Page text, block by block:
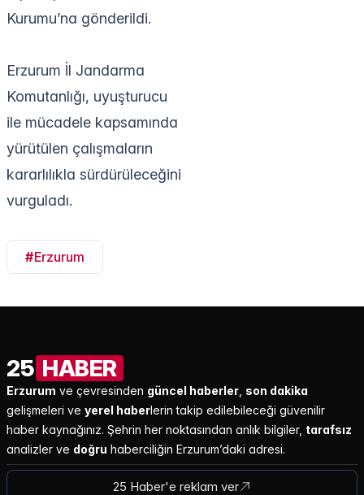
Kurumu’na gönderildi.
Erzurum İl Jandarma
Komutanlığı, uyuşturucu
ile mücadele kapsamında
yürütülen çalışmaların
kararlılıkla sürdürüleceğini
vurguladı.
#Erzurum
25 HABER
Erzurum ve çevresinden güncel haberler son dakika
gelişmeleri ve yerel haberlerin takip edilebileceği güvenilir
haber kaynağınız. Şehrin her noktasından anlık bilgiler, tarafsız
analizler ve doğru haberciliğin Erzurum’daki adresi.
25 Haber'e reklam ver